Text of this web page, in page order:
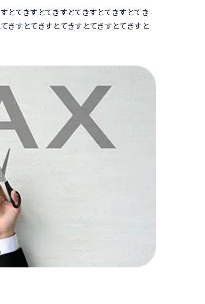
とてきすとてきすとてきすとてきすとてき
きすとてきすとてきすとてきすとてきすと